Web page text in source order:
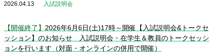
2026.04.13 入試説明会
【開催終了】 2026年6月6日(土)17時～開催【入試説明会&トークセ
ッション】のお知らせ 入試説明会・在学生＆教員のトークセッシ
ョンを行います（対面・オンラインの併用で開催）